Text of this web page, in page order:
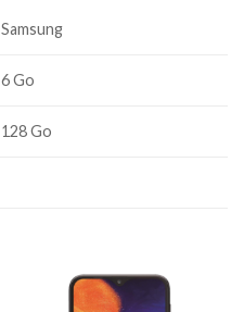
Samsung
6 Go
128 Go